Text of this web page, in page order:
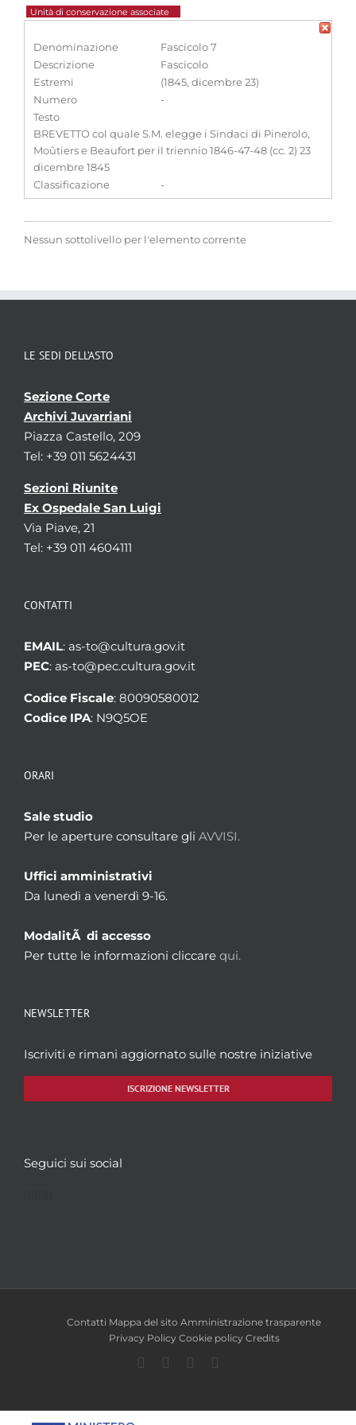
Unità di conservazione associate
Denominazione
Fascicolo 7
Descrizione
Fascicolo
Estremi
(1845, dicembre 23)
Numero
-
Testo
BREVETTO col quale S.M. elegge i Sindaci di Pinerolo,
Moûtiers e Beaufort per il triennio 1846-47-48 (cc. 2) 23
dicembre 1845
Classificazione
-
Nessun sottolivello per l'elemento corrente
LE SEDI DELL’ASTO
Sezione Corte
Archivi Juvarriani
Piazza Castello, 209
Tel: +39 011 5624431
Sezioni Riunite
Ex Ospedale San Luigi
Via Piave, 21
Tel: +39 011 4604111
CONTATTI
EMAIL: as-to@cultura.gov.it
PEC: as-to@pec.cultura.gov.it
Codice Fiscale: 80090580012
Codice IPA: N9Q5OE
ORARI
Sale studio
Per le aperture consultare gli AVVISI.
Uffici amministrativi
Da lunedì a venerdì 9-16.
ModalitÃ di accesso
Per tutte le informazioni cliccare qui.
NEWSLETTER
Iscriviti e rimani aggiornato sulle nostre iniziative
ISCRIZIONE NEWSLETTER
Seguici sui social
Contatti Mappa del sito Amministrazione trasparente
Privacy Policy Cookie policy Credits
Facebook
TwitterYouTube